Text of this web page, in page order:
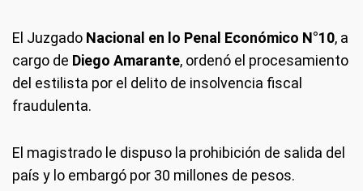
El Juzgado Nacional en lo Penal Económico N°10, a
cargo de Diego Amarante, ordenó el procesamiento
del estilista por el delito de insolvencia fiscal
fraudulenta.
El magistrado le dispuso la prohibición de salida del
país y lo embargó por 30 millones de pesos.